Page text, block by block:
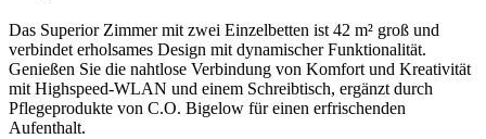
Das Superior Zimmer mit zwei Einzelbetten ist 42 m² groß und
verbindet erholsames Design mit dynamischer Funktionalität.
Genießen Sie die nahtlose Verbindung von Komfort und Kreativität
mit Highspeed-WLAN und einem Schreibtisch, ergänzt durch
Pflegeprodukte von C.O. Bigelow für einen erfrischenden
Aufenthalt.